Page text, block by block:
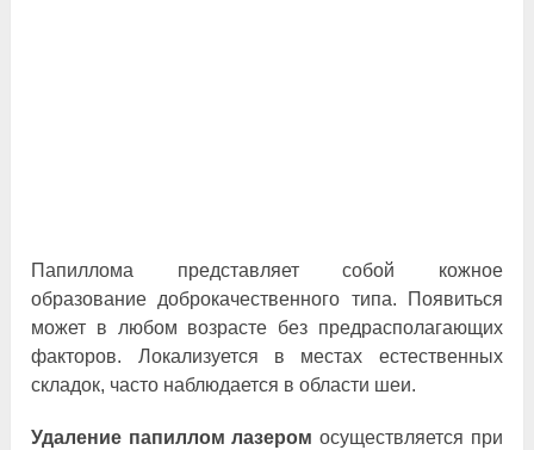
Папиллома представляет собой кожное
образование доброкачественного типа. Появиться
может в любом возрасте без предрасполагающих
факторов. Локализуется в местах естественных
складок, часто наблюдается в области шеи.
Удаление папиллом лазером осуществляется при